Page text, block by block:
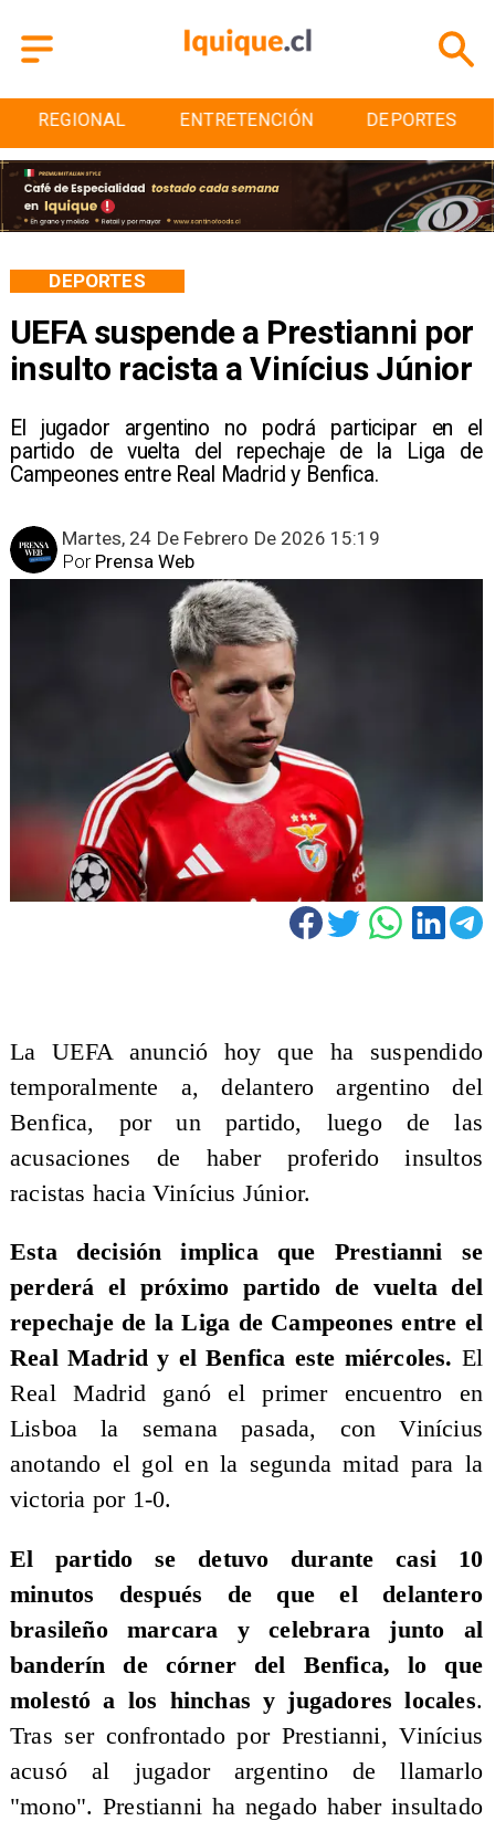
ENTRETENCIÓN DEPORTES CULTURA
UEFA suspende a Prestianni por
insulto racista a Vinícius Júnior
El jugador argentino no podrá participar en el
partido de vuelta del repechaje de la Liga de
Campeones entre Real Madrid y Benfica.
DEPORTES
Martes, 24 De Febrero De 2026 15:19
Prensa Web
Por
La UEFA anunció hoy que ha suspendido
temporalmente a, delantero argentino del
Benfica, por un partido, luego de las
acusaciones de haber proferido insultos
racistas hacia Vinícius Júnior.
Esta decisión implica que Prestianni se
perderá el próximo partido de vuelta del
repechaje de la Liga de Campeones entre el
Real Madrid y el Benfica este miércoles. El
Real Madrid ganó el primer encuentro en
Lisboa la semana pasada, con Vinícius
anotando el gol en la segunda mitad para la
victoria por 1-0.
El partido se detuvo durante casi 10
minutos después de que el delantero
brasileño marcara y celebrara junto al
banderín de córner del Benfica, lo que
molestó a los hinchas y jugadores locales.
Tras ser confrontado por Prestianni, Vinícius
acusó al jugador argentino de llamarlo
"mono". Prestianni ha negado haber insultado